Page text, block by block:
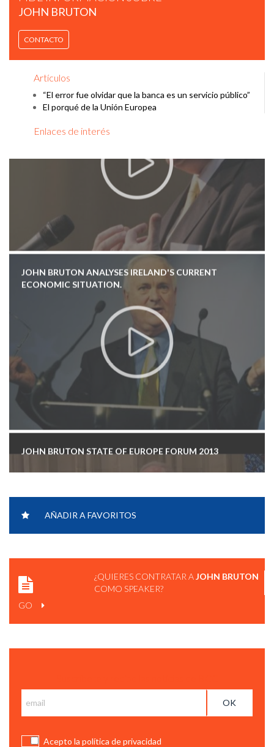
JOHN BRUTON
CONTACTO
Artículos
“El error fue olvidar que la banca es un servicio público”
El porqué de la Unión Europea
Enlaces de interés
JOHN BRUTON ON EU AND U.S. RELATIONS
JOHN BRUTON ANALYSES IRELAND'S CURRENT
JOHN BRUTON STATE OF EUROPE FORUM 2013
AÑADIR A FAVORITOS
¿QUIERES CONTRATAR AJOHN BRUTON
COMO SPEAKER?
GO
Acepto la política de privacidad